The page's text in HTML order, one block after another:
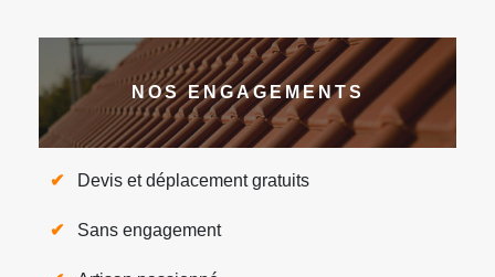
NOS ENGAGEMENTS
Devis et déplacement gratuits
Sans engagement